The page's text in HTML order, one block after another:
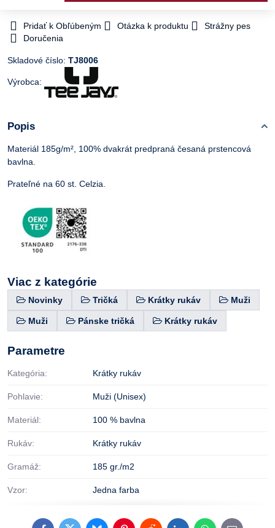
Pridať k Obľúbeným Otázka k produktu
Strážny pes
Doručenia
Skladové číslo: TJ8006
Výrobca:
Popis
Materiál 185g/m², 100% dvakrát predpraná česaná prstencová
bavlna.
Prateľné na 60 st. Celzia.
Viac z kategórie
Novinky Tričká Krátky rukáv Muži
Muži Pánske tričká Krátky rukáv
Parametre
Kategória: Krátky rukáv
Pohlavie: Muži (Unisex)
Materiál: 100 % bavlna
Rukáv: Krátky rukáv
Gramáž: 185 gr./m2
Vzor: Jedna farba